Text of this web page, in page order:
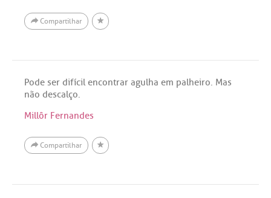
Compartilhar
Pode ser difícil encontrar agulha em palheiro. Mas
não descalço.
Millôr Fernandes
Compartilhar